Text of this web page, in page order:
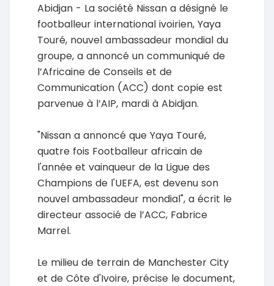
Abidjan - La société Nissan a désigné le
footballeur international ivoirien, Yaya
Touré, nouvel ambassadeur mondial du
groupe, a annoncé un communiqué de
l’Africaine de Conseils et de
Communication (ACC) dont copie est
parvenue à l’AIP, mardi à Abidjan.
"Nissan a annoncé que Yaya Touré,
quatre fois Footballeur africain de
l'année et vainqueur de la Ligue des
Champions de l'UEFA, est devenu son
nouvel ambassadeur mondial", a écrit le
directeur associé de l’ACC, Fabrice
Marrel.
Le milieu de terrain de Manchester City
et de Côte d'Ivoire, précise le document,